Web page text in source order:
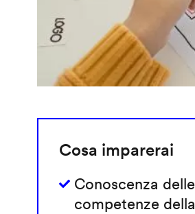
Cosa imparerai
Conoscenza delle
competenze della